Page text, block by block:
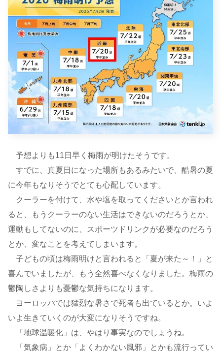
予想よりも11日早く梅雨が明けたそうです。
すでに、真夏日になった場所もあるみたいで、酷暑の夏
に今年もなりそうでとても心配しています。
クーラーを付けて、水や塩を取ってくださいとか言われ
ると、もうクーラーのない生活はできないのだろうとか、
運動もしてないのに、スポーツドリンクが必要なのだろう
とか、変なことを考えてしまいます。
子どもの頃は梅雨明けと言われると「夏が来た～！」と
喜んでいましたが、もう全然喜べなくなりました。梅雨の
鬱陶しさよりも憂鬱な気持ちになります。
ヨーロッパでは猛烈な暑さで死者も出ているとか。いよ
いよ生きていくのが大変になりそうですね。
「地球温暖化」は、やはり事実なのでしょうね。
「気象病」とか「よくわかない風邪」とかも流行ってい